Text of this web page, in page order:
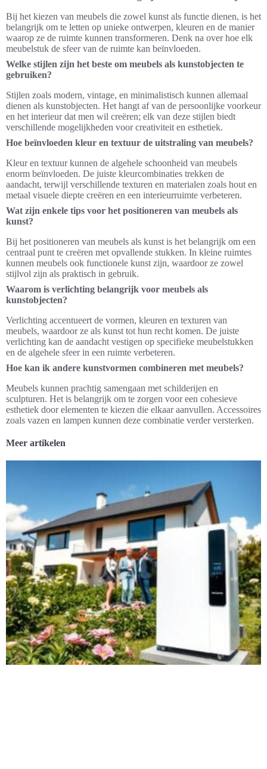
Bij het kiezen van meubels die zowel kunst als functie dienen, is het
belangrijk om te letten op unieke ontwerpen, kleuren en de manier
waarop ze de ruimte kunnen transformeren. Denk na over hoe elk
meubelstuk de sfeer van de ruimte kan beïnvloeden.
Welke stijlen zijn het beste om meubels als kunstobjecten te
gebruiken?
Stijlen zoals modern, vintage, en minimalistisch kunnen allemaal
dienen als kunstobjecten. Het hangt af van de persoonlijke voorkeur
en het interieur dat men wil creëren; elk van deze stijlen biedt
verschillende mogelijkheden voor creativiteit en esthetiek.
Hoe beïnvloeden kleur en textuur de uitstraling van meubels?
Kleur en textuur kunnen de algehele schoonheid van meubels
enorm beïnvloeden. De juiste kleurcombinaties trekken de
aandacht, terwijl verschillende texturen en materialen zoals hout en
metaal visuele diepte creëren en een interieurruimte verbeteren.
Wat zijn enkele tips voor het positioneren van meubels als
kunst?
Bij het positioneren van meubels als kunst is het belangrijk om een
centraal punt te creëren met opvallende stukken. In kleine ruimtes
kunnen meubels ook functionele kunst zijn, waardoor ze zowel
stijlvol zijn als praktisch in gebruik.
Waarom is verlichting belangrijk voor meubels als
kunstobjecten?
Verlichting accentueert de vormen, kleuren en texturen van
meubels, waardoor ze als kunst tot hun recht komen. De juiste
verlichting kan de aandacht vestigen op specifieke meubelstukken
en de algehele sfeer in een ruimte verbeteren.
Hoe kan ik andere kunstvormen combineren met meubels?
Meubels kunnen prachtig samengaan met schilderijen en
sculpturen. Het is belangrijk om te zorgen voor een cohesieve
esthetiek door elementen te kiezen die elkaar aanvullen. Accessoires
zoals vazen en lampen kunnen deze combinatie verder versterken.
Meer artikelen